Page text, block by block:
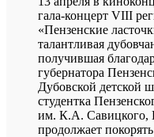
гала-концерт VIII
«Пензенские
талантливая
получившая
губернатора
Дубовской детской
студентка
им. К.А. Савицкого,
продолжает